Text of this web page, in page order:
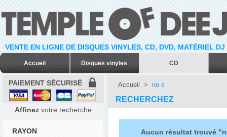
VENTE EN LIGNE DE DISQUES VINYLES, CD, DVD, MATÉRIEL
Accueil Disques vinyles CD
PAIEMENT SÉCURISÉ
Affinez votre recherche
RAYON
Accueil > no s
RECHERCHEZ
Aucun résultat trouvé